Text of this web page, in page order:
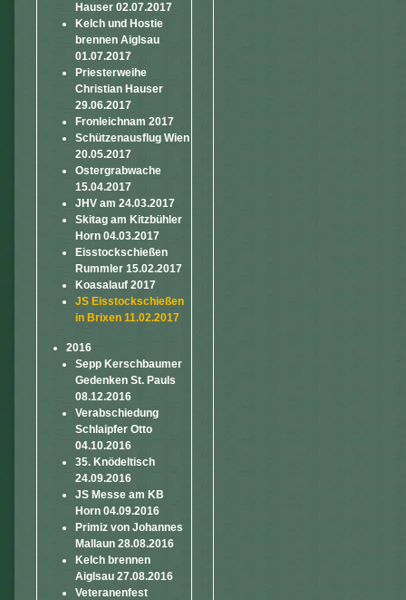
Hauser 02.07.2017
Kelch und Hostie
brennen Aiglsau
01.07.2017
Priesterweihe
Christian Hauser
29.06.2017
Fronleichnam 2017
Schützenausflug Wien
20.05.2017
Ostergrabwache
15.04.2017
JHV am 24.03.2017
Skitag am Kitzbühler
Horn 04.03.2017
Eisstockschießen
Rummler 15.02.2017
Koasalauf 2017
JS Eisstockschießen
in Brixen 11.02.2017
2016
Sepp Kerschbaumer
Gedenken St. Pauls
08.12.2016
Verabschiedung
Schlaipfer Otto
04.10.2016
35. Knödeltisch
24.09.2016
JS Messe am KB
Horn 04.09.2016
Primiz von Johannes
Mallaun 28.08.2016
Kelch brennen
Aiglsau 27.08.2016
Veteranenfest